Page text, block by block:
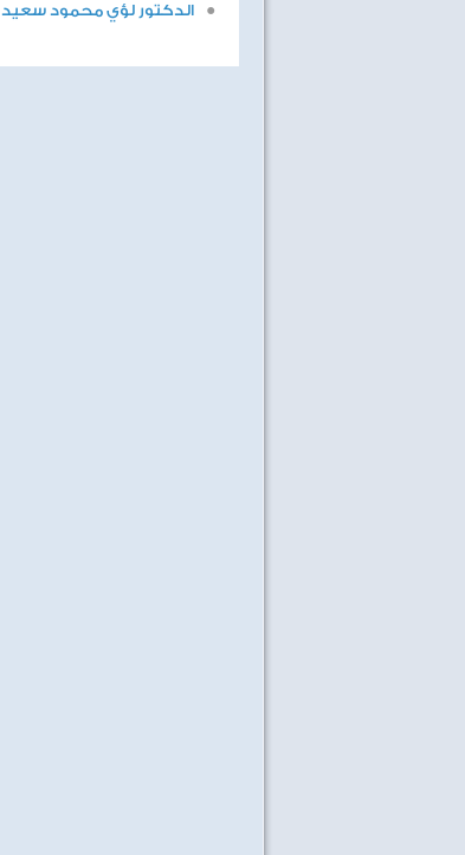
الدكتور لؤي محمود سعيد